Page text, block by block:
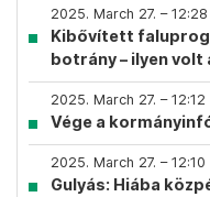
2025. March 27. – 12:28
Kibővített
botrány – ilyen volt
2025. March 27. – 12:12
Vége a
2025. March 27. – 12:10
Gulyás: Hiába